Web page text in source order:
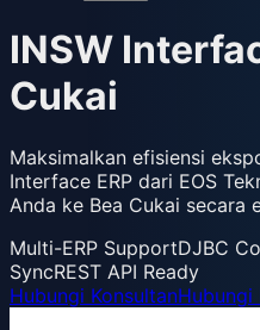
INSW
Cukai
Maksimalkan efisiensi
Interface ERP dari EOS
Anda ke Bea Cukai secara
Multi-ERP SupportDJBC
SyncREST API Ready
Hubungi KonsultanHubungi